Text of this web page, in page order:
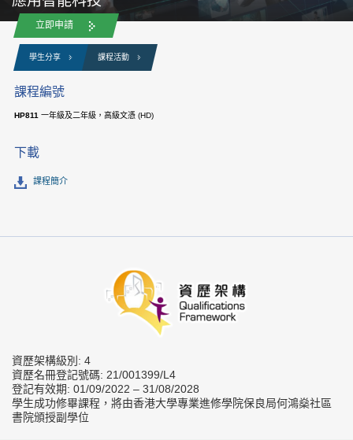
立即申請
學生分享 課程活動
課程編號
HP811 一年級及二年級，高級文憑 (HD)
下載
課程簡介
資歷架構級別: 4
資歷名冊登記號碼: 21/001399/L4
登記有效期: 01/09/2022 – 31/08/2028
學生成功修畢課程，將由香港大學專業進修學院保良局何鴻燊社區
書院頒授副學位